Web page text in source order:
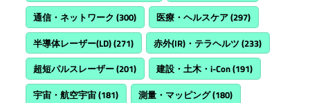
通信・ネットワーク (300) 医療・ヘルスケア(297)
半導体レーザー(LD)(271) 赤外(IR)・テラヘルツ (233)
超短パルスレーザー(201) 建設・土木・i-Con(191)
宇宙・航空宇宙(181) 測量・マッピング(180)